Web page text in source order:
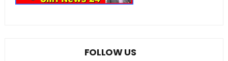
FOLLOW US